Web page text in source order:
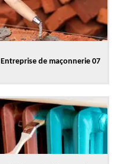
Entreprise de maçonnerie 07